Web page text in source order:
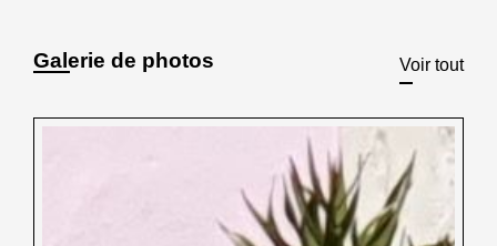
Galerie de photos Voir tout